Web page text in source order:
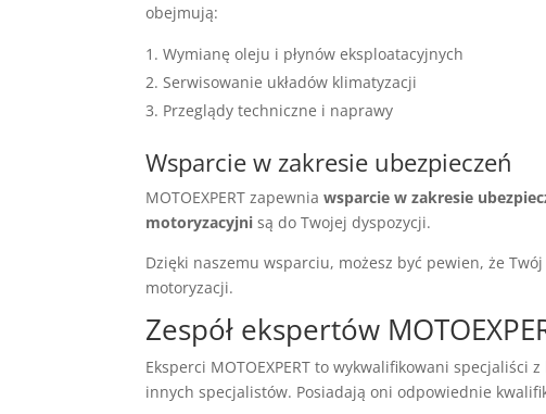
obejmują:
Wymianę oleju i płynów eksploatacyjnych
Serwisowanie układów klimatyzacji
Przeglądy techniczne i naprawy
Wsparcie w zakresie ubezpieczeń
MOTOEXPERT zapewniawsparcie w zakresie
motoryzacyjni są do Twojej dyspozycji.
Dzięki naszemu wsparciu, możesz być pewien, że
motoryzacji.
Zespół ekspertów
Eksperci MOTOEXPERT to wykwalifikowani
innych specjalistów. Posiadają oni odpowiednie